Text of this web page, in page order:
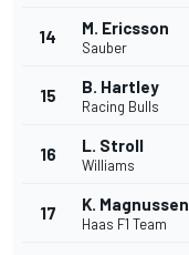
14 M. Ericsson
Sauber
15 B. Hartley
Racing Bulls
16 L. Stroll
Williams
17 K. Magnussen
Haas F1 Team